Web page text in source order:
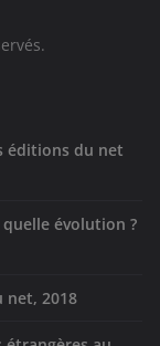
éditions du net
évolution ?
net, 2018